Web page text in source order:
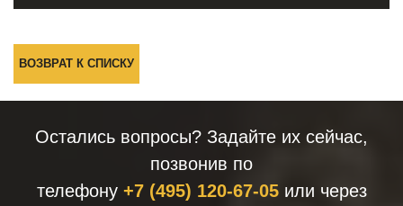
ВОЗВРАТ К СПИСКУ
Остались вопросы? Задайте их сейчас,
позвонив по
телефону +7 (495) 120-67-05или через